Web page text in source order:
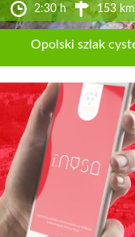
2:30 h 153 km
Opolski szlak